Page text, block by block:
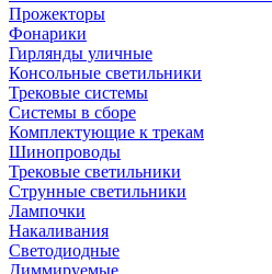
Прожекторы
Фонарики
Гирлянды уличные
Консольные светильники
Трековые системы
Системы в сборе
Комплектующие к трекам
Шинопроводы
Трековые светильники
Струнные светильники
Лампочки
Накаливания
Светодиодные
Диммируемые